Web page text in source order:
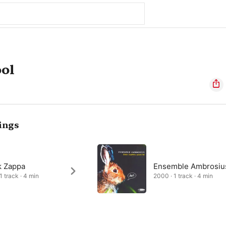
Zappa
track · 4 min
Ensemble
2000 · 1 track · 4 min